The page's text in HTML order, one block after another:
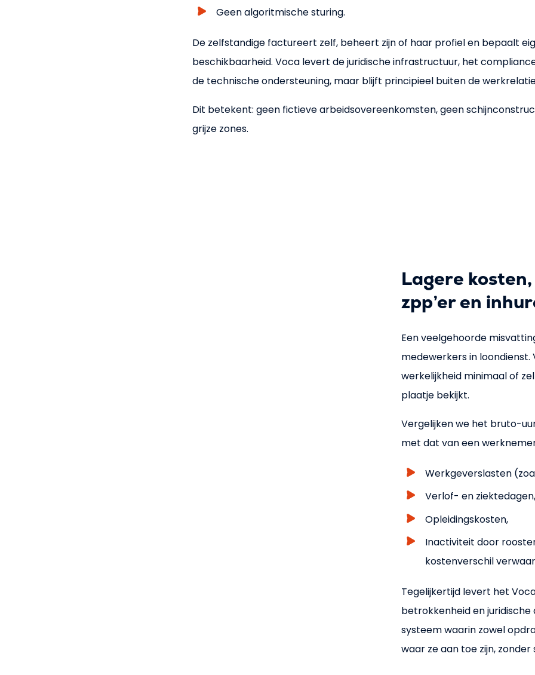
Geen algoritmische sturing.
De zelfstandige factureert zelf, beheert zijn of haar profiel en bepaalt
beschikbaarheid. Voca levert de juridische infrastructuur, het
de technische ondersteuning, maar blijft principieel buiten de
Dit betekent: geen fictieve arbeidsovereenkomsten, geen
grijze zones.
Lagere
zpp’er en
Een veelgehoorde
medewerkers in
werkelijkheid minimaal of
plaatje bekijkt.
Vergelijken we het bruto-
met dat van een
Werkgeverslasten
Verlof- en ziektedagen,
Opleidingskosten,
Inactiviteit door
kostenverschil
Tegelijkertijd levert het
betrokkenheid en juridische
systeem waarin zowel
waar ze aan toe zijn,